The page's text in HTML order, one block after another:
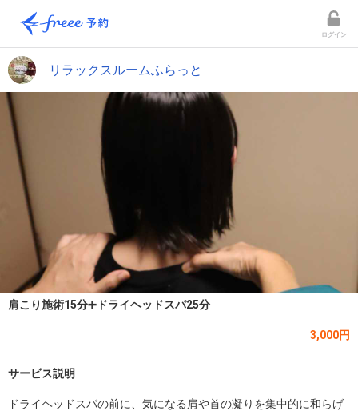
ログイン
リラックスルームふらっと
肩こり施術15分➕ドライヘッドスパ25分
3,000円
サービス説明
ドライヘッドスパの前に、気になる肩や首の凝りを集中的に和らげ